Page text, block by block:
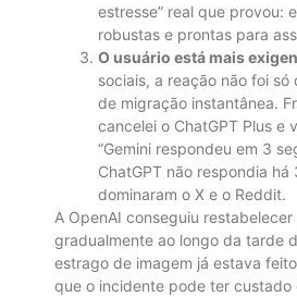
estresse” real que provou:
robustas e prontas para
O usuário está mais
sociais, a reação não foi
de migração instantânea.
cancelei o ChatGPT Plus e
“Gemini respondeu em 3
ChatGPT não respondia há
dominaram o X e o Reddit.
A OpenAI conseguiu
gradualmente ao longo da tarde
estrago de imagem já estava
que o incidente pode ter custado